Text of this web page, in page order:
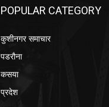
POPULAR CATEGORY
कुशीनगर समाचार
पडरौना
कसया
प्रदेश